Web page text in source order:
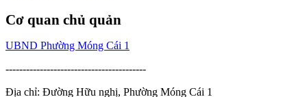
Cơ quan chủ quản
UBND Phường Móng Cái 1
-----------------------------------------
Địa chỉ: Đường Hữu nghị, Phường Móng Cái 1